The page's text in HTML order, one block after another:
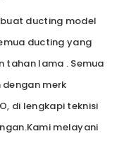
ducting model
ducting yang
tahan lama . Semua
merk
di lengkapi teknisi
melayani